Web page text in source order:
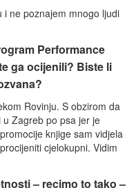
i ne poznajem mnogo ljudi
Performance
ga ocijenili? Biste li
Rovinju. S obzirom da
Zagreb po psa jer je
knjige sam vidjela
cjelokupni. Vidim
– recimo to tako –